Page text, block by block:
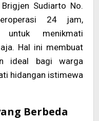
Sudiarto No.
24 jam,
untuk menikmati
Hal ini membuat
ideal bagi warga
hidangan istimewa
Berbeda